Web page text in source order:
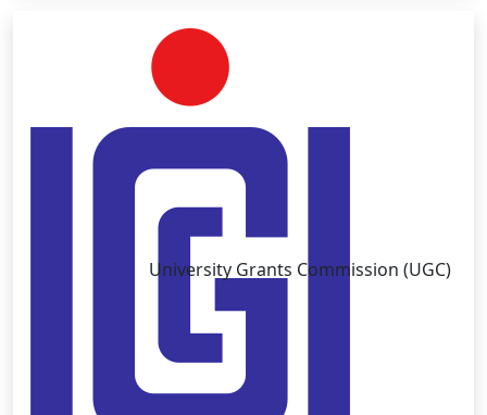
University Grants Commission (UGC)